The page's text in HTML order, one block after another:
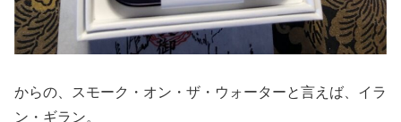
からの、スモーク・オン・ザ・ウォーターと言えば、イラ
ン・ギラン。